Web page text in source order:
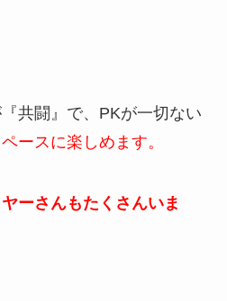
共闘』で、PKが一切ない
ースに楽しめます。
ーさんもたくさんいま